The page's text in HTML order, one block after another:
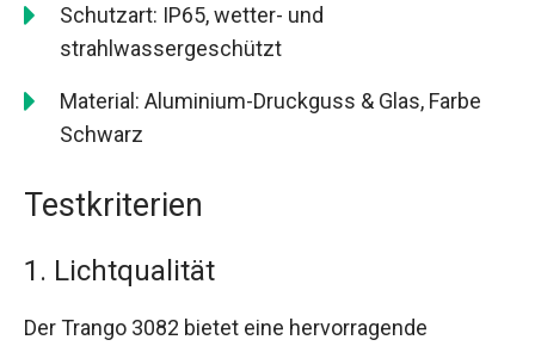
Schutzart: IP65, wetter- und
strahlwassergeschützt
Material: Aluminium-Druckguss & Glas, Farbe
Schwarz
Testkriterien
1. Lichtqualität
Der Trango 3082 bietet eine hervorragende